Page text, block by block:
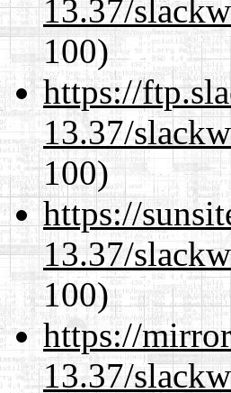
13.37/
100)
https://
13.37/
100)
https://
13.37/
100)
https://
13.37/